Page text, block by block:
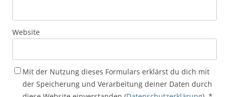
Website
Mit der Nutzung dieses Formulars erklärst du dich mit
der Speicherung und Verarbeitung deiner Daten durch